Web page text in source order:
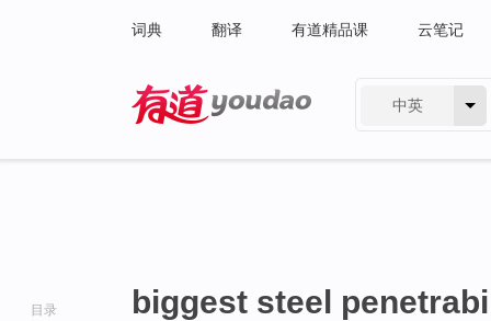
词典 翻译 有道精品课 云笔记
中英
目录 biggest steel